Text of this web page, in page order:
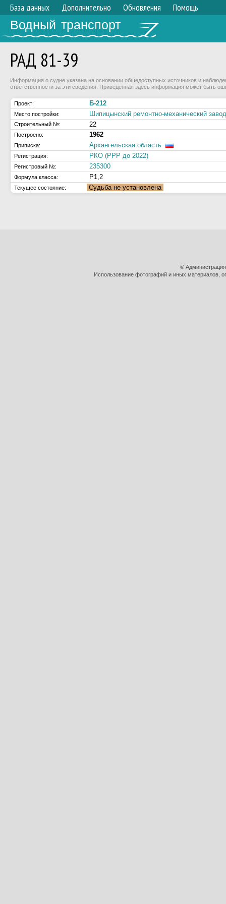
База данных Дополнительно Обновления Помощь
Водный транспорт
РАД 81-39
Информация о судне указана на основании общедоступных источников и
ответственности за эти сведения. Приведённая здесь информация может быть
Проект: Б-212
Место постройки: Шипицынский ремонтно-механический завод
Строительный №: 22
Построено: 1962
Приписка: Архангельская область
Регистрация: РКО (РРР до 2022)
Регистровый №: 235300
Формула класса: Р1,2
Текущее состояние: Судьба не установлена
©
Использование фотографий и иных материалов,